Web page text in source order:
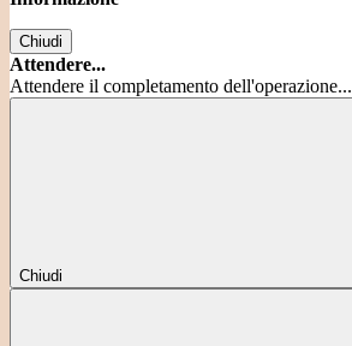
Chiudi
Attendere...
Attendere il completamento dell'operazione...
Chiudi